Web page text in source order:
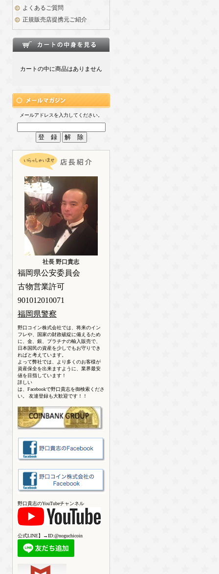
よくあるご質問
正規販売店提携元ご紹介
カートの中に商品はありません
メールアドレスを入力してください。
社長 野口貴志
福岡県公安委員会
古物営業許可
901012010071
福岡県警察
野口コイン株式会社では、将来のイン
フレや、国家の財政破綻に備えるため
に、金、銀、プラチナの輸入販売で、
日本国民の資産を少しでもお守りでき
ればと考えています。
よって弊社では、より多くのお客様が
資産保全を出来ますように、業界最安
値を目指しています！
詳しい
は、Facebookで野口貴志を御検索くださ
い。 友達登録も大歓迎です！！
野口貴志のYouTubeチャンネル
公式LINE】→ID:@noguchicoin